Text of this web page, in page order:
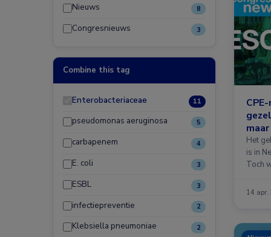
Nieuws 8
Congresnieuws 3
Combine this tag
Enterobacteriaceae 11
pseudomonas aeruginosa 5
carbapenem 4
E. coli 3
ESBL 3
infectiepreventie 2
Klebsiella pneumoniae 2
Het
is in
Toch
14 apr.